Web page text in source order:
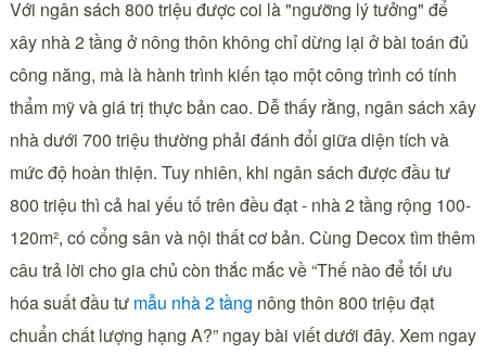
Với ngân sách 800 triệu được coi là "ngưỡng lý tưởng" để
xây nhà 2 tầng ở nông thôn không chỉ dừng lại ở bài toán đủ
công năng, mà là hành trình kiến tạo một công trình có tính
thẩm mỹ và giá trị thực bản cao. Dễ thấy rằng, ngân sách xây
nhà dưới 700 triệu thường phải đánh đổi giữa diện tích và
mức độ hoàn thiện. Tuy nhiên, khi ngân sách được đầu tư
800 triệu thì cả hai yếu tố trên đều đạt - nhà 2 tầng rộng 100-
120m², có cổng sân và nội thất cơ bản. Cùng Decox tìm thêm
câu trả lời cho gia chủ còn thắc mắc về “Thế nào để tối ưu
hóa suất đầu tư mẫu nhà 2 tầng nông thôn 800 triệu đạt
chuẩn chất lượng hạng A?” ngay bài viết dưới đây. Xem ngay